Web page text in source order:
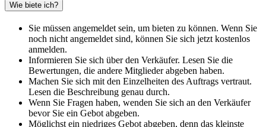
Wie biete ich?
Sie müssen angemeldet sein, um bieten zu können. Wenn Sie
noch nicht angemeldet sind, können Sie sich jetzt kostenlos
anmelden.
Informieren Sie sich über den Verkäufer. Lesen Sie die
Bewertungen, die andere Mitglieder abgeben haben.
Machen Sie sich mit den Einzelheiten des Auftrags vertraut.
Lesen die Beschreibung genau durch.
Wenn Sie Fragen haben, wenden Sie sich an den Verkäufer
bevor Sie ein Gebot abgeben.
Möglichst ein niedriges Gebot abgeben, denn das kleinste